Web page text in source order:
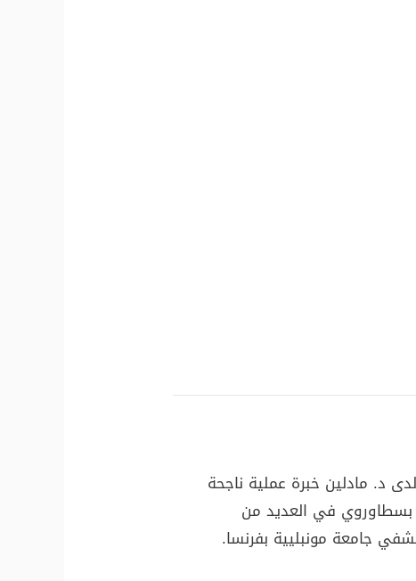
د. مادلين خبرة عملية ناجحة
بسطاوروي في العديد من
جامعة مونبليية بفرنسا.